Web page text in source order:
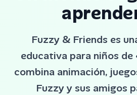
Fuzzy & Friends es
educativa para niños de
combina animación,
Fuzzy y sus amigos